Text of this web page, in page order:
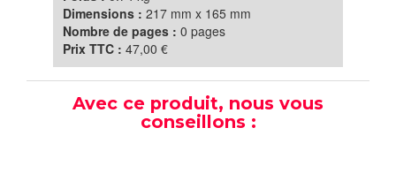
Dimensions : 217 mm x 165 mm
Nombre de pages : 0 pages
Prix TTC : 47,00 €
Avec ce produit, nous vous
conseillons :